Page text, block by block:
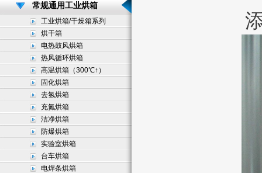
常规通用工业烘箱
工业烘箱/干燥箱系列
烘干箱
电热鼓风烘箱
热风循环烘箱
高温烘箱（300℃↑）
固化烘箱
去氢烘箱
充氮烘箱
洁净烘箱
防爆烘箱
实验室烘箱
台车烘箱
电焊条烘箱